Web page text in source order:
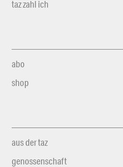
taz zahl ich
abo
shop
aus der taz
genossenschaft